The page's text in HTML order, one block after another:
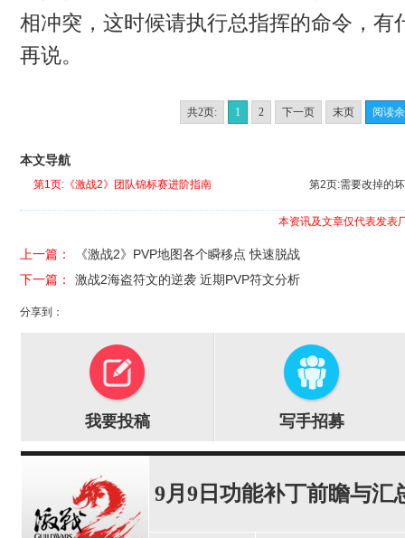
相冲突，这时候请执行总指挥的命令，有
再说。
共2页: 1 2 下一页 末页 阅读
本文导航
第1页:《激战2》团队锦标赛进阶指南 第2页:需要改掉的
本资讯及文章仅代表发表
上一篇：
《激战2》PVP地图各个瞬移点 快速脱战
下一篇：
激战2海盗符文的逆袭 近期PVP符文分析
分享到：
我要投稿 写手招募
9月9日功能补丁前瞻与汇